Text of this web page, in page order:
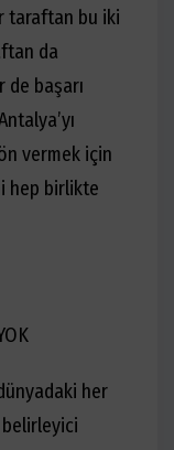
taraftan bu iki
da
başarı
vermek için
hep birlikte
her